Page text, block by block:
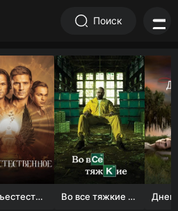
Поиск
Сверхъестественное Во все тяжкие 1-5 сезон